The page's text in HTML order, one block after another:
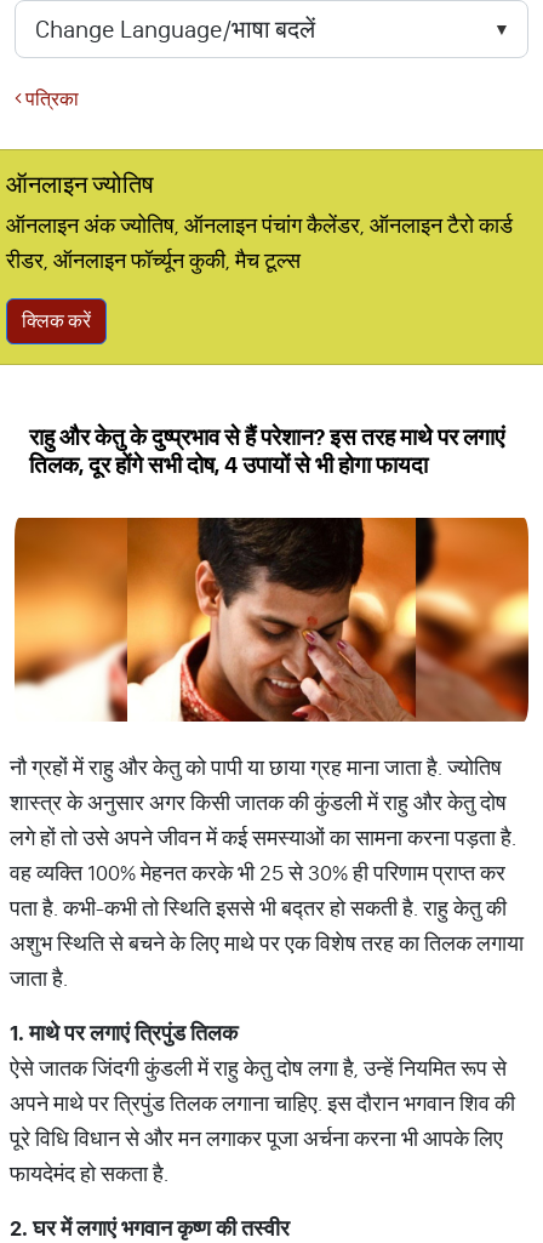
पत्रिका
ऑनलाइन ज्योतिष
ऑनलाइन अंक ज्योतिष, ऑनलाइन पंचांग कैलेंडर, ऑनलाइन टैरो कार्ड
रीडर, ऑनलाइन फॉर्च्यून कुकी, मैच टूल्स
क्लिक करें
राहु और केतु के दुष्प्रभाव से हैं परेशान? इस तरह माथे पर लगाएं
तिलक, दूर होंगे सभी दोष, 4 उपायों से भी होगा फायदा
नौ ग्रहों में राहु और केतु को पापी या छाया ग्रह माना जाता है. ज्योतिष
शास्त्र के अनुसार अगर किसी जातक की कुंडली में राहु और केतु दोष
लगे हों तो उसे अपने जीवन में कई समस्याओं का सामना करना पड़ता है.
वह व्यक्ति 100% मेहनत करके भी 25 से 30% ही परिणाम प्राप्त कर
पता है. कभी-कभी तो स्थिति इससे भी बद्तर हो सकती है. राहु केतु की
अशुभ स्थिति से बचने के लिए माथे पर एक विशेष तरह का तिलक लगाया
जाता है.
1.माथेपरलगाएंत्रिपुंडतिलक
ऐसे जातक जिंदगी कुंडली में राहु केतु दोष लगा है, उन्हें नियमित रूप से
अपने माथे पर त्रिपुंड तिलक लगाना चाहिए. इस दौरान भगवान शिव की
पूरे विधि विधान से और मन लगाकर पूजा अर्चना करना भी आपके लिए
फायदेमंद हो सकता है.
2.घरमेंलगाएंभगवानकृष्णकीतस्वीर